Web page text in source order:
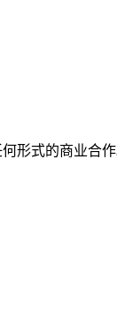
形式的商业合